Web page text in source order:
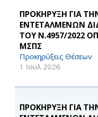
ΠΡΟΚΗΡΥΞΗ ΓΙΑ
ΕΝΤΕΤΑΛΜΕΝΩΝ
ΤΟΥ Ν.4957/2022
ΜΣΠΣ
Προκηρύξεις Θέσεων
1 Ιουλ 2026
ΠΡΟΚΗΡΥΞΗ ΓΙΑ